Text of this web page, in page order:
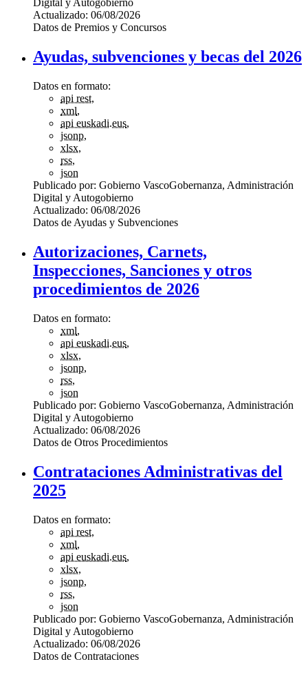
Digital y Autogobierno
Actualizado: 06/08/2026
Datos de Premios y Concursos
Ayudas, subvenciones y becas del 2026
Datos en formato:
api rest,
xml,
api euskadi.eus,
jsonp,
xlsx,
rss,
json
Publicado por: Gobierno VascoGobernanza, Administración
Digital y Autogobierno
Actualizado: 06/08/2026
Datos de Ayudas y Subvenciones
Autorizaciones, Carnets,
Inspecciones, Sanciones y otros
procedimientos de 2026
Datos en formato:
xml,
api euskadi.eus,
xlsx,
jsonp,
rss,
json
Publicado por: Gobierno VascoGobernanza, Administración
Digital y Autogobierno
Actualizado: 06/08/2026
Datos de Otros Procedimientos
Contrataciones Administrativas del
2025
Datos en formato:
api rest,
xml,
api euskadi.eus,
xlsx,
jsonp,
rss,
json
Publicado por: Gobierno VascoGobernanza, Administración
Digital y Autogobierno
Actualizado: 06/08/2026
Datos de Contrataciones